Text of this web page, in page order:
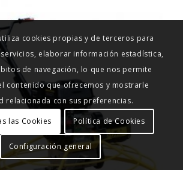
cookies propias y de terceros para
elaborar información estadística,
de navegación, lo que nos permite
contenido que ofrecemos y mostrarle
relacionada con sus preferencias.
las Cookies Política de Cookies
Configuración general